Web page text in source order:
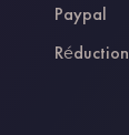
Paypal